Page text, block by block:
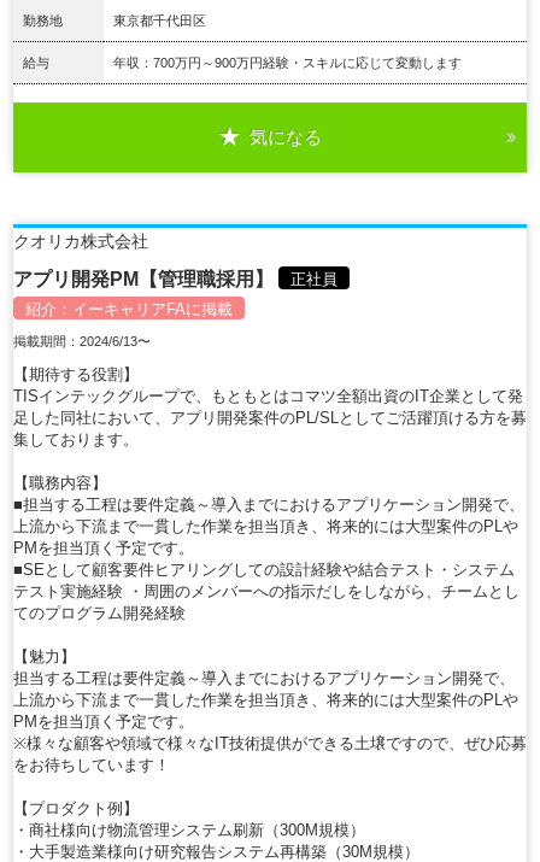
勤務地 東京都千代田区
給与 年収：700万円～900万円経験・スキルに応じて変動します
気になる
クオリカ株式会社
アプリ開発PM【管理職採用】
正社員
紹介： イーキャリアFAに掲載
掲載期間：2024/6/13〜
【期待する役割】
TISインテックグループで、もともとはコマツ全額出資のIT企業として発
足した同社において、アプリ開発案件のPL/SLとしてご活躍頂ける方を募
集しております。
【職務内容】
■担当する工程は要件定義～導入までにおけるアプリケーション開発で、
上流から下流まで一貫した作業を担当頂き、将来的には大型案件のPLや
PMを担当頂く予定です。
■SEとして顧客要件ヒアリングしての設計経験や結合テスト・システム
テスト実施経験 ・周囲のメンバーへの指示だしをしながら、チームとし
てのプログラム開発経験
【魅力】
担当する工程は要件定義～導入までにおけるアプリケーション開発で、
上流から下流まで一貫した作業を担当頂き、将来的には大型案件のPLや
PMを担当頂く予定です。
※様々な顧客や領域で様々なIT技術提供ができる土壌ですので、ぜひ応募
をお待ちしています！
【プロダクト例】
・商社様向け物流管理システム刷新（300M規模）
・大手製造業様向け研究報告システム再構築（30M規模）